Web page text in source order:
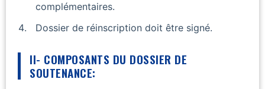
complémentaires.
Dossier de réinscription doit être signé.
II- COMPOSANTS DU DOSSIER DE
SOUTENANCE: